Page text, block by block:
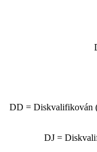
DD = Diskvalifikován
DJ =